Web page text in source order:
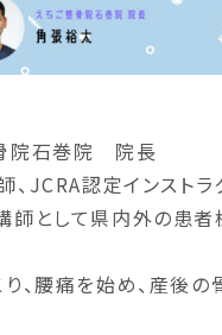
院石巻院 院長
、JCRA認定インストラ
師として県内外の患
り、腰痛を始め、産後